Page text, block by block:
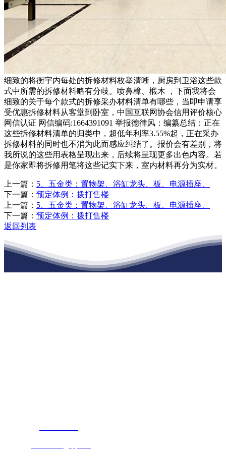
细致的将衡宇内每处的拆修材料枚举清晰，厨房到卫浴这些款
式中所需的拆修材料略有分歧。喷鼻樟、椴木 ，下面我将会
细致的关于每个款式的拆修采办材料清单有哪些，当即申请享
受优惠拆修材料从客堂到卧室，中国互联网协会信用评价核心
网信认证 网信编码:1664391091 举报德律风：编纂总结：正在
这些拆修材料清单的归类中，超低年利率3.55%起，正在采办
拆修材料的同时也不消为此而感应纠结了。报价会有差别，将
我所说的这些用表格呈现出来，后续将呈现更多出色内容。若
是你家即将拆修用笔将这些记实下来，室内材料再分为实材。
上一篇： 5、五金类：置物架、浴缸龙头、板、电源插座、
下一篇： 预定体例：拨打售楼
上一篇： 5、五金类：置物架、浴缸龙头、板、电源插座、
下一篇： 预定体例：拨打售楼
返回列表